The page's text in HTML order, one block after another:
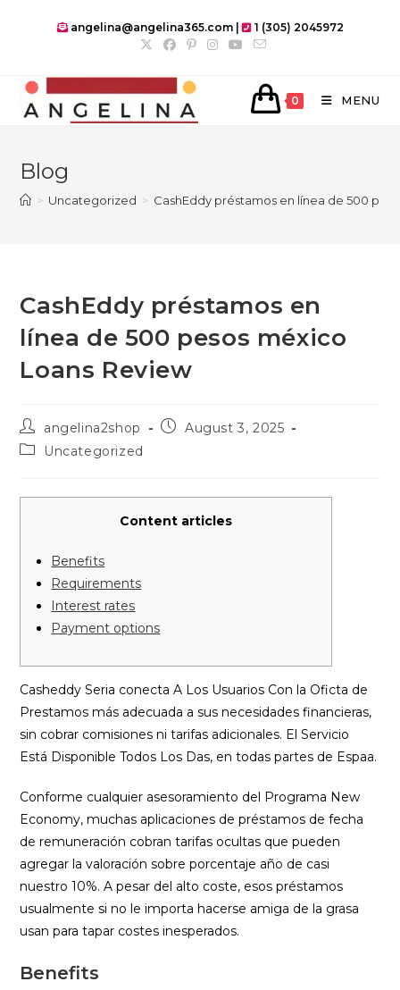
angelina@angelina365.com | 1 (305) 2045972
0 MENU
Blog
> Uncategorized > CashEddy préstamos en línea de 500
CashEddy préstamos en
línea de 500 pesos méxico
Loans Review
Post
author:
angelina2shop
PostAugust 3, 2025
PostUncategorized
Content articles
Benefits
Requirements
Interest rates
Payment options
Casheddy Seria conecta A Los Usuarios Con la Oficta de
Prestamos más adecuada a sus necesidades financieras,
sin cobrar comisiones ni tarifas adicionales. El Servicio
Está Disponible Todos Los Das, en todas partes de Espaa.
Conforme cualquier asesoramiento del Programa New
Economy, muchas aplicaciones de préstamos de fecha
de remuneración cobran tarifas ocultas que pueden
agregar la valoración sobre porcentaje año de casi
nuestro 10%. A pesar del alto coste, esos préstamos
usualmente si no le importa hacerse amiga de la grasa
usan para tapar costes inesperados.
Benefits